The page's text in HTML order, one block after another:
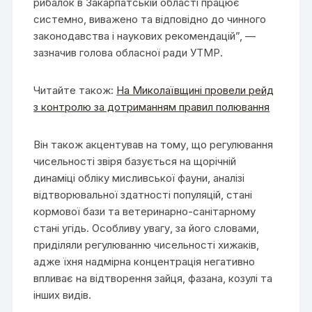
рибалок в Закарпатській області працює
системно, виважено та відповідно до чинного
законодавства і наукових рекомендацій”, —
зазначив голова обласної ради УТМР.
Читайте також: На Миколаївщині провели рейд
з контролю за дотриманням правил полювання
Він також акцентував на тому, що регулювання
чисельності звіря базується на щорічній
динаміці обліку мисливської фауни, аналізі
відтворювальної здатності популяцій, стані
кормової бази та ветеринарно-санітарному
стані угідь. Особливу увагу, за його словами,
приділяли регулюванню чисельності хижаків,
адже їхня надмірна концентрація негативно
впливає на відтворення зайця, фазана, козулі та
інших видів.